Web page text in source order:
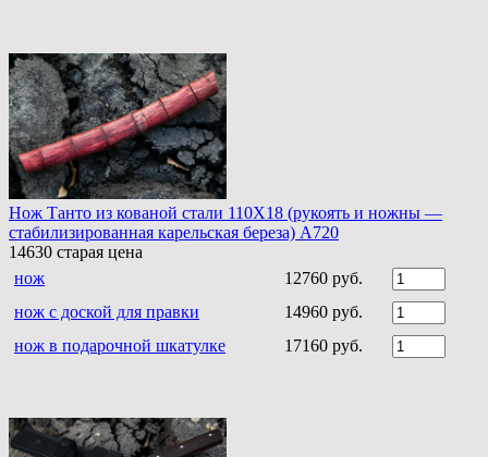
Нож Танто из кованой стали 110Х18 (рукоять и ножны —
стабилизированная карельская береза) A720
14630 старая цена
нож
12760 руб.
нож с доской для правки
14960 руб.
нож в подарочной шкатулке
17160 руб.